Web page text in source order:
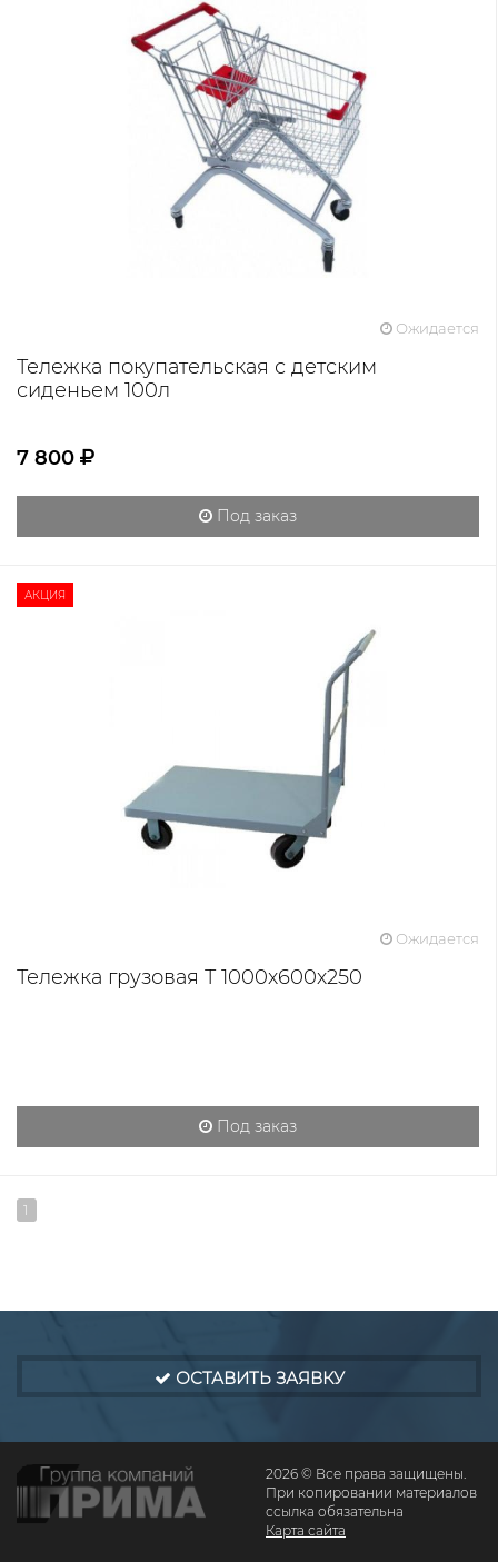
Ожидается
Тележка покупательская с детским
сиденьем 100л
7 800
Под заказ
АКЦИЯ
Ожидается
Тележка грузовая Т 1000х600х250
Под заказ
1
ОСТАВИТЬ ЗАЯВКУ
2026 © Все права защищены.
При копировании материалов
ссылка обязательна
Карта сайта